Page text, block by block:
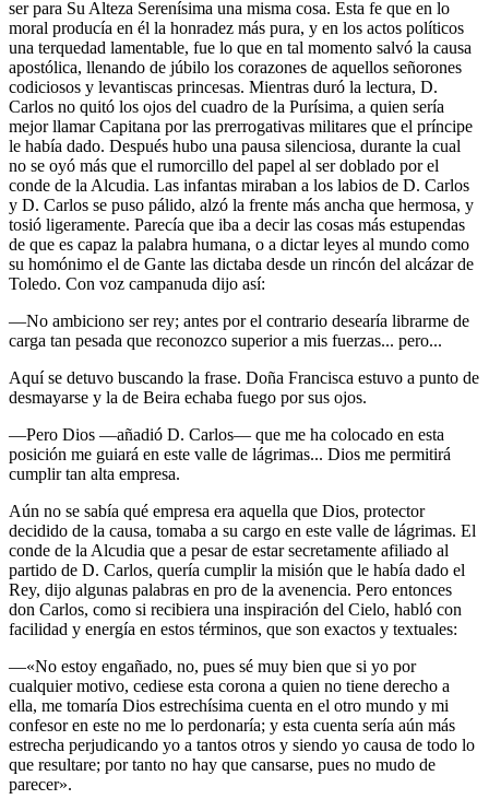
ser para Su Alteza Serenísima una misma cosa. Esta fe que en lo
moral producía en él la honradez más pura, y en los actos políticos
una terquedad lamentable, fue lo que en tal momento salvó la causa
apostólica, llenando de júbilo los corazones de aquellos señorones
codiciosos y levantiscas princesas. Mientras duró la lectura, D.
Carlos no quitó los ojos del cuadro de la Purísima, a quien sería
mejor llamar Capitana por las prerrogativas militares que el príncipe
le había dado. Después hubo una pausa silenciosa, durante la cual
no se oyó más que el rumorcillo del papel al ser doblado por el
conde de la Alcudia. Las infantas miraban a los labios de D. Carlos
y D. Carlos se puso pálido, alzó la frente más ancha que hermosa, y
tosió ligeramente. Parecía que iba a decir las cosas más estupendas
de que es capaz la palabra humana, o a dictar leyes al mundo como
su homónimo el de Gante las dictaba desde un rincón del alcázar de
Toledo. Con voz campanuda dijo así:
—No ambiciono ser rey; antes por el contrario desearía librarme de
carga tan pesada que reconozco superior a mis fuerzas... pero...
Aquí se detuvo buscando la frase. Doña Francisca estuvo a punto de
desmayarse y la de Beira echaba fuego por sus ojos.
—Pero Dios —añadió D. Carlos— que me ha colocado en esta
posición me guiará en este valle de lágrimas... Dios me permitirá
cumplir tan alta empresa.
Aún no se sabía qué empresa era aquella que Dios, protector
decidido de la causa, tomaba a su cargo en este valle de lágrimas. El
conde de la Alcudia que a pesar de estar secretamente afiliado al
partido de D. Carlos, quería cumplir la misión que le había dado el
Rey, dijo algunas palabras en pro de la avenencia. Pero entonces
don Carlos, como si recibiera una inspiración del Cielo, habló con
facilidad y energía en estos términos, que son exactos y textuales:
—«No estoy engañado, no, pues sé muy bien que si yo por
cualquier motivo, cediese esta corona a quien no tiene derecho a
ella, me tomaría Dios estrechísima cuenta en el otro mundo y mi
confesor en este no me lo perdonaría; y esta cuenta sería aún más
estrecha perjudicando yo a tantos otros y siendo yo causa de todo lo
que resultare; por tanto no hay que cansarse, pues no mudo de
parecer».